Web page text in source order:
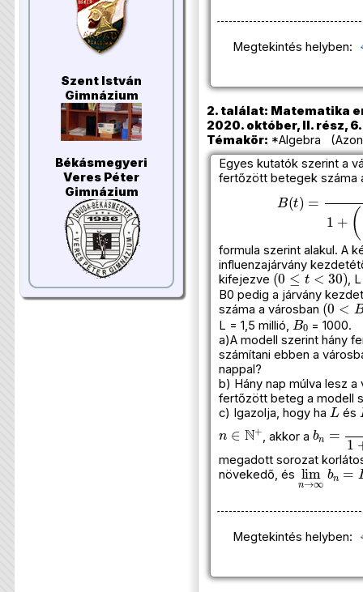
Szent István
Gimnázium
Békásmegyeri
Veres Péter
Gimnázium
Megtekintés helyben:
2. találat: Matematika
2020. október, II. rész,
Témakör: *Algebra
Egyes kutatók szerint a
fertőzött betegek száma
B(t )
formula szerint alakul. A
influenzajárvány
kifejezve
(0≤t<30)
,
B0 pedig a járvány
száma a városban
(0<B
L = 1,5 millió,
B0
= 1000.
a)A modell szerint hány
számítani ebben a
nappal?
b) Hány nap múlva lesz a
fertőzött beteg a modell
c) Igazolja, hogy ha
L
és
N+
, akkor a
b
megadott sorozat
növekedő, és
limn→∞b
Megtekintés helyben: